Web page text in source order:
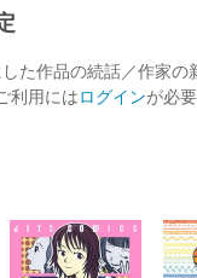
た作品の続話／作家の
利用にはログインが必要